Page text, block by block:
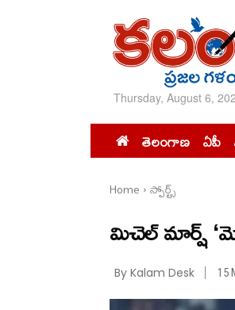
Thursday, August 6,
తెలంగాణ ఏపీ
Home స్పోర్ట్స్‌
మిచెల్ మార్ష్
By Kalam Desk 15